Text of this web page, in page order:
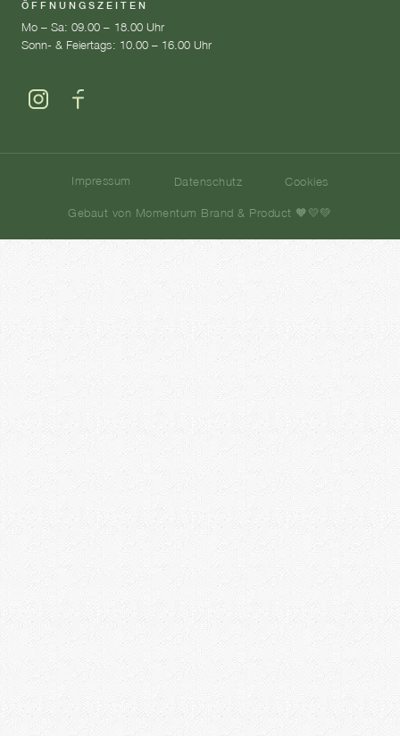
ÖFFNUNGSZEITEN
Mo – Sa: 09.00 – 18.00 Uhr
Sonn- & Feiertags: 10.00 – 16.00 Uhr
Impressum Datenschutz Cookies
Gebaut von Momentum Brand & Product 🧡💛💚